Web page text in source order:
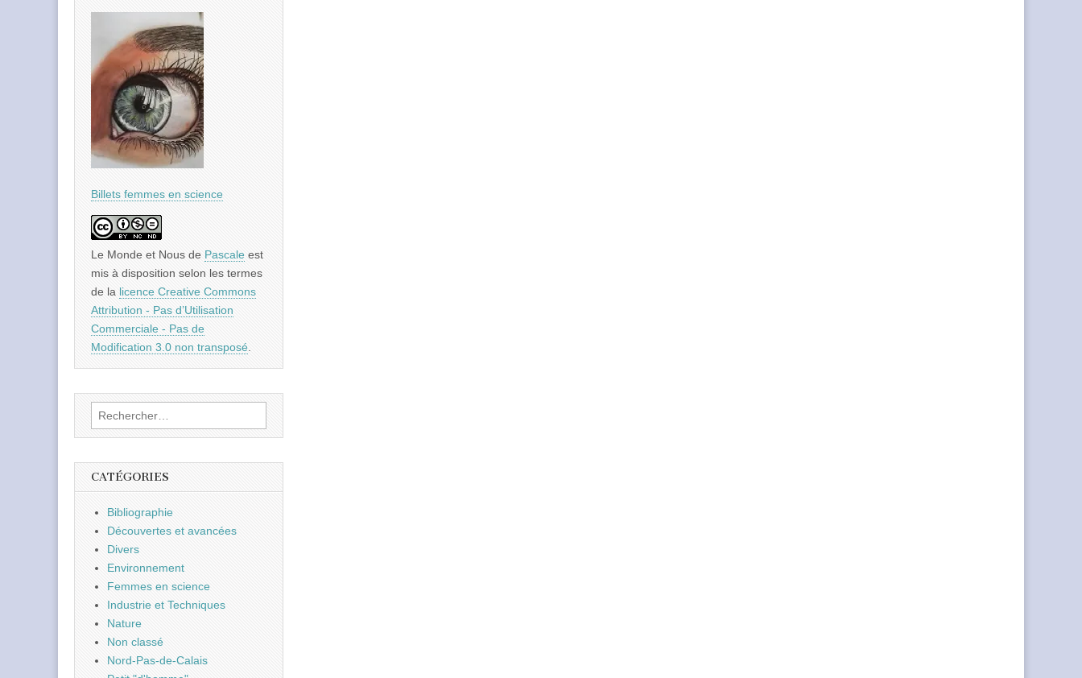
Billets femmes en science
Le Monde et Nous de Pascale est
mis à disposition selon les termes
de la licence Creative Commons
Attribution - Pas d’Utilisation
Commerciale - Pas de
Modification 3.0 non transposé.
Rechercher :
CATÉGORIES
Bibliographie
Découvertes et avancées
Divers
Environnement
Femmes en science
Industrie et Techniques
Nature
Non classé
Nord-Pas-de-Calais